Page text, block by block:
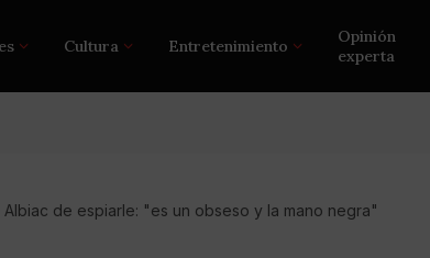
Cultura Entretenimiento
Opinión
experta
de espiarle: "es un obseso y la mano negra"